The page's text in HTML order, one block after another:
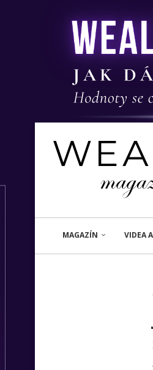
MAGAZÍN VIDEA